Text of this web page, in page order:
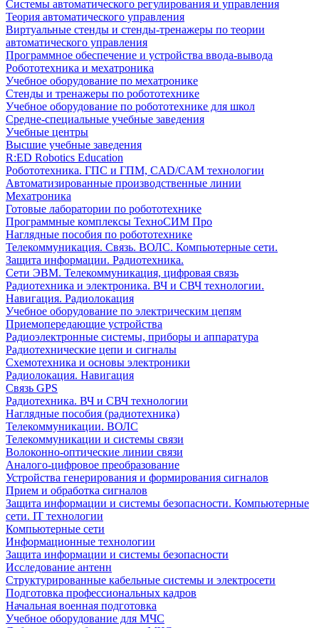
Системы автоматического регулирования и управления
Теория автоматического управления
Виртуальные стенды и стенды-тренажеры по теории
автоматического управления
Программное обеспечение и устройства ввода-вывода
Робототехника и мехатроника
Учебное оборудование по мехатронике
Стенды и тренажеры по робототехнике
Учебное оборудование по робототехнике для школ
Средне-специальные учебные заведения
Учебные центры
Высшие учебные заведения
R:ED Robotics Education
Робототехника. ГПС и ГПМ, CAD/CAM технологии
Автоматизированные производственные линии
Мехатроника
Готовые лаборатории по робототехнике
Программные комплексы ТехноСИМ Про
Наглядные пособия по робототехнике
Телекоммуникация. Связь. ВОЛС. Компьютерные сети.
Защита информации. Радиотехника.
Сети ЭВМ. Телекоммуникация, цифровая связь
Радиотехника и электроника. ВЧ и СВЧ технологии.
Навигация. Радиолокация
Учебное оборудование по электрическим цепям
Приемопередающие устройства
Радиоэлектронные системы, приборы и аппаратура
Радиотехнические цепи и сигналы
Схемотехника и основы электроники
Радиолокация. Навигация
Связь GPS
Радиотехника. ВЧ и СВЧ технологии
Наглядные пособия (радиотехника)
Телекоммуникации. ВОЛС
Телекоммуникации и системы связи
Волоконно-оптические линии связи
Аналого-цифровое преобразование
Устройства генерирования и формирования сигналов
Прием и обработка сигналов
Защита информации и системы безопасности. Компьютерные
сети. IT технологии
Компьютерные сети
Информационные технологии
Защита информации и системы безопасности
Исследование антенн
Структурированные кабельные системы и электросети
Подготовка профессиональных кадров
Начальная военная подготовка
Учебное оборудование для МЧС